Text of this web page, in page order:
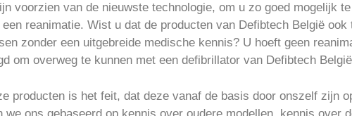
voorzien van de nieuwste technologie, om u zo goed mogelijk
een reanimatie. Wist u dat de producten van Defibtech België ook
zonder een uitgebreide medische kennis? U hoeft geen
om overweg te kunnen met een defibrillator van Defibtech
producten is het feit, dat deze vanaf de basis door onszelf zijn